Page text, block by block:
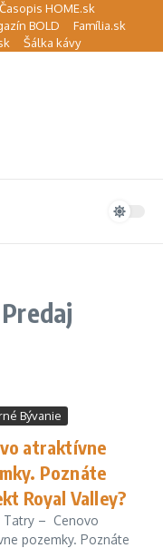
Časopis HOME.sk
BOLD
Família.sk
Šálka kávy
Bývanie
atraktívne
Poznáte
Royal Valley?
Tatry – Cenovo
pozemky. Poznáte